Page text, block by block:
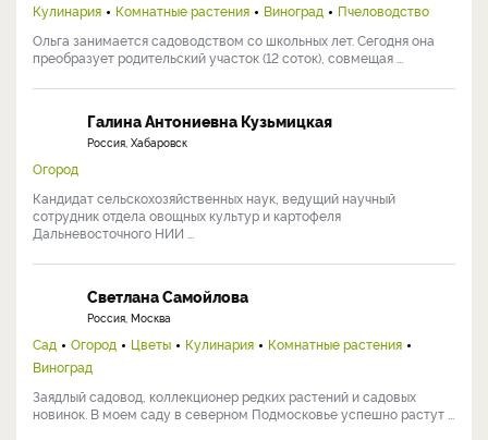
Кулинария
Комнатные растения Виноград
Пчеловодство
Ольга занимается садоводством со школьных лет. Сегодня она
преобразует родительский участок (12 соток), совмещая ...
Галина Антониевна Кузьмицкая
Россия, Хабаровск
Огород
Кандидат сельскохозяйственных наук, ведущий научный
сотрудник отдела овощных культур и картофеля
Дальневосточного НИИ ...
Светлана Самойлова
Россия, Москва
Сад Огород Цветы Кулинария
Комнатные растения
Виноград
Заядлый садовод, коллекционер редких растений и садовых
новинок. В моем саду в северном Подмосковье успешно растут ...